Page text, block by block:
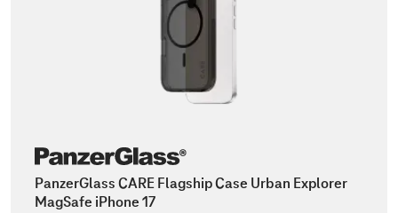
PanzerGlass CARE Flagship Case Urban Explorer
MagSafe iPhone 17